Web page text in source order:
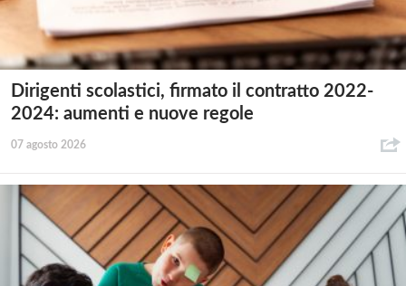
Dirigenti scolastici, firmato il contratto 2022-
2024: aumenti e nuove regole
07 agosto 2026